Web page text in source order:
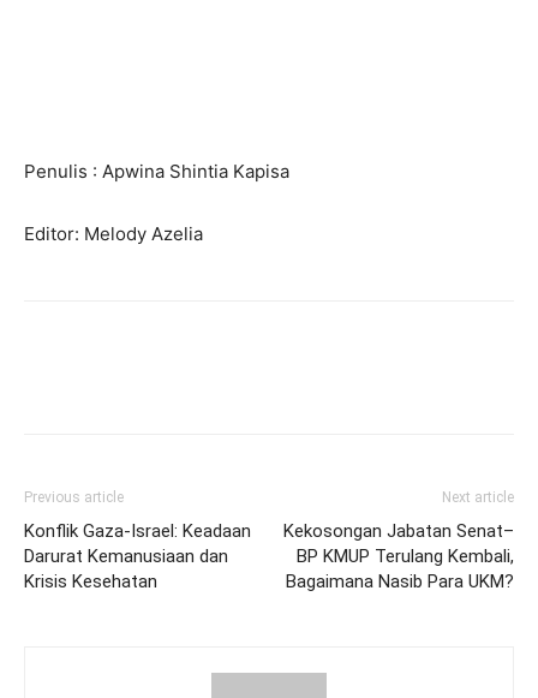
Penulis : Apwina Shintia Kapisa
Editor: Melody Azelia
Previous article
Konflik Gaza-Israel: Keadaan
Darurat Kemanusiaan dan
Krisis Kesehatan
Next article
Kekosongan Jabatan Senat–
BP KMUP Terulang Kembali,
Bagaimana Nasib Para UKM?